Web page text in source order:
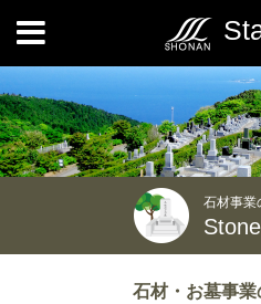
MENU
石材事業
石材・お墓事